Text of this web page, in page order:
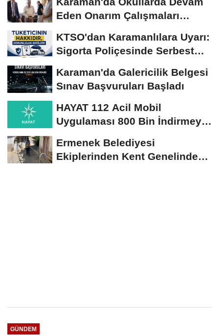
Eden Onarım Çalışmaları
KTSO'dan Karamanlılara Uyarı:
Sigorta Poliçesinde Serbest
Karaman'da Galericilik Belgesi
Sınav Başvuruları Başladı
HAYAT 112 Acil Mobil
Uygulaması 800 Bin İndirmeyi
Ermenek Belediyesi
Ekiplerinden Kent Genelinde
GÜNDEM